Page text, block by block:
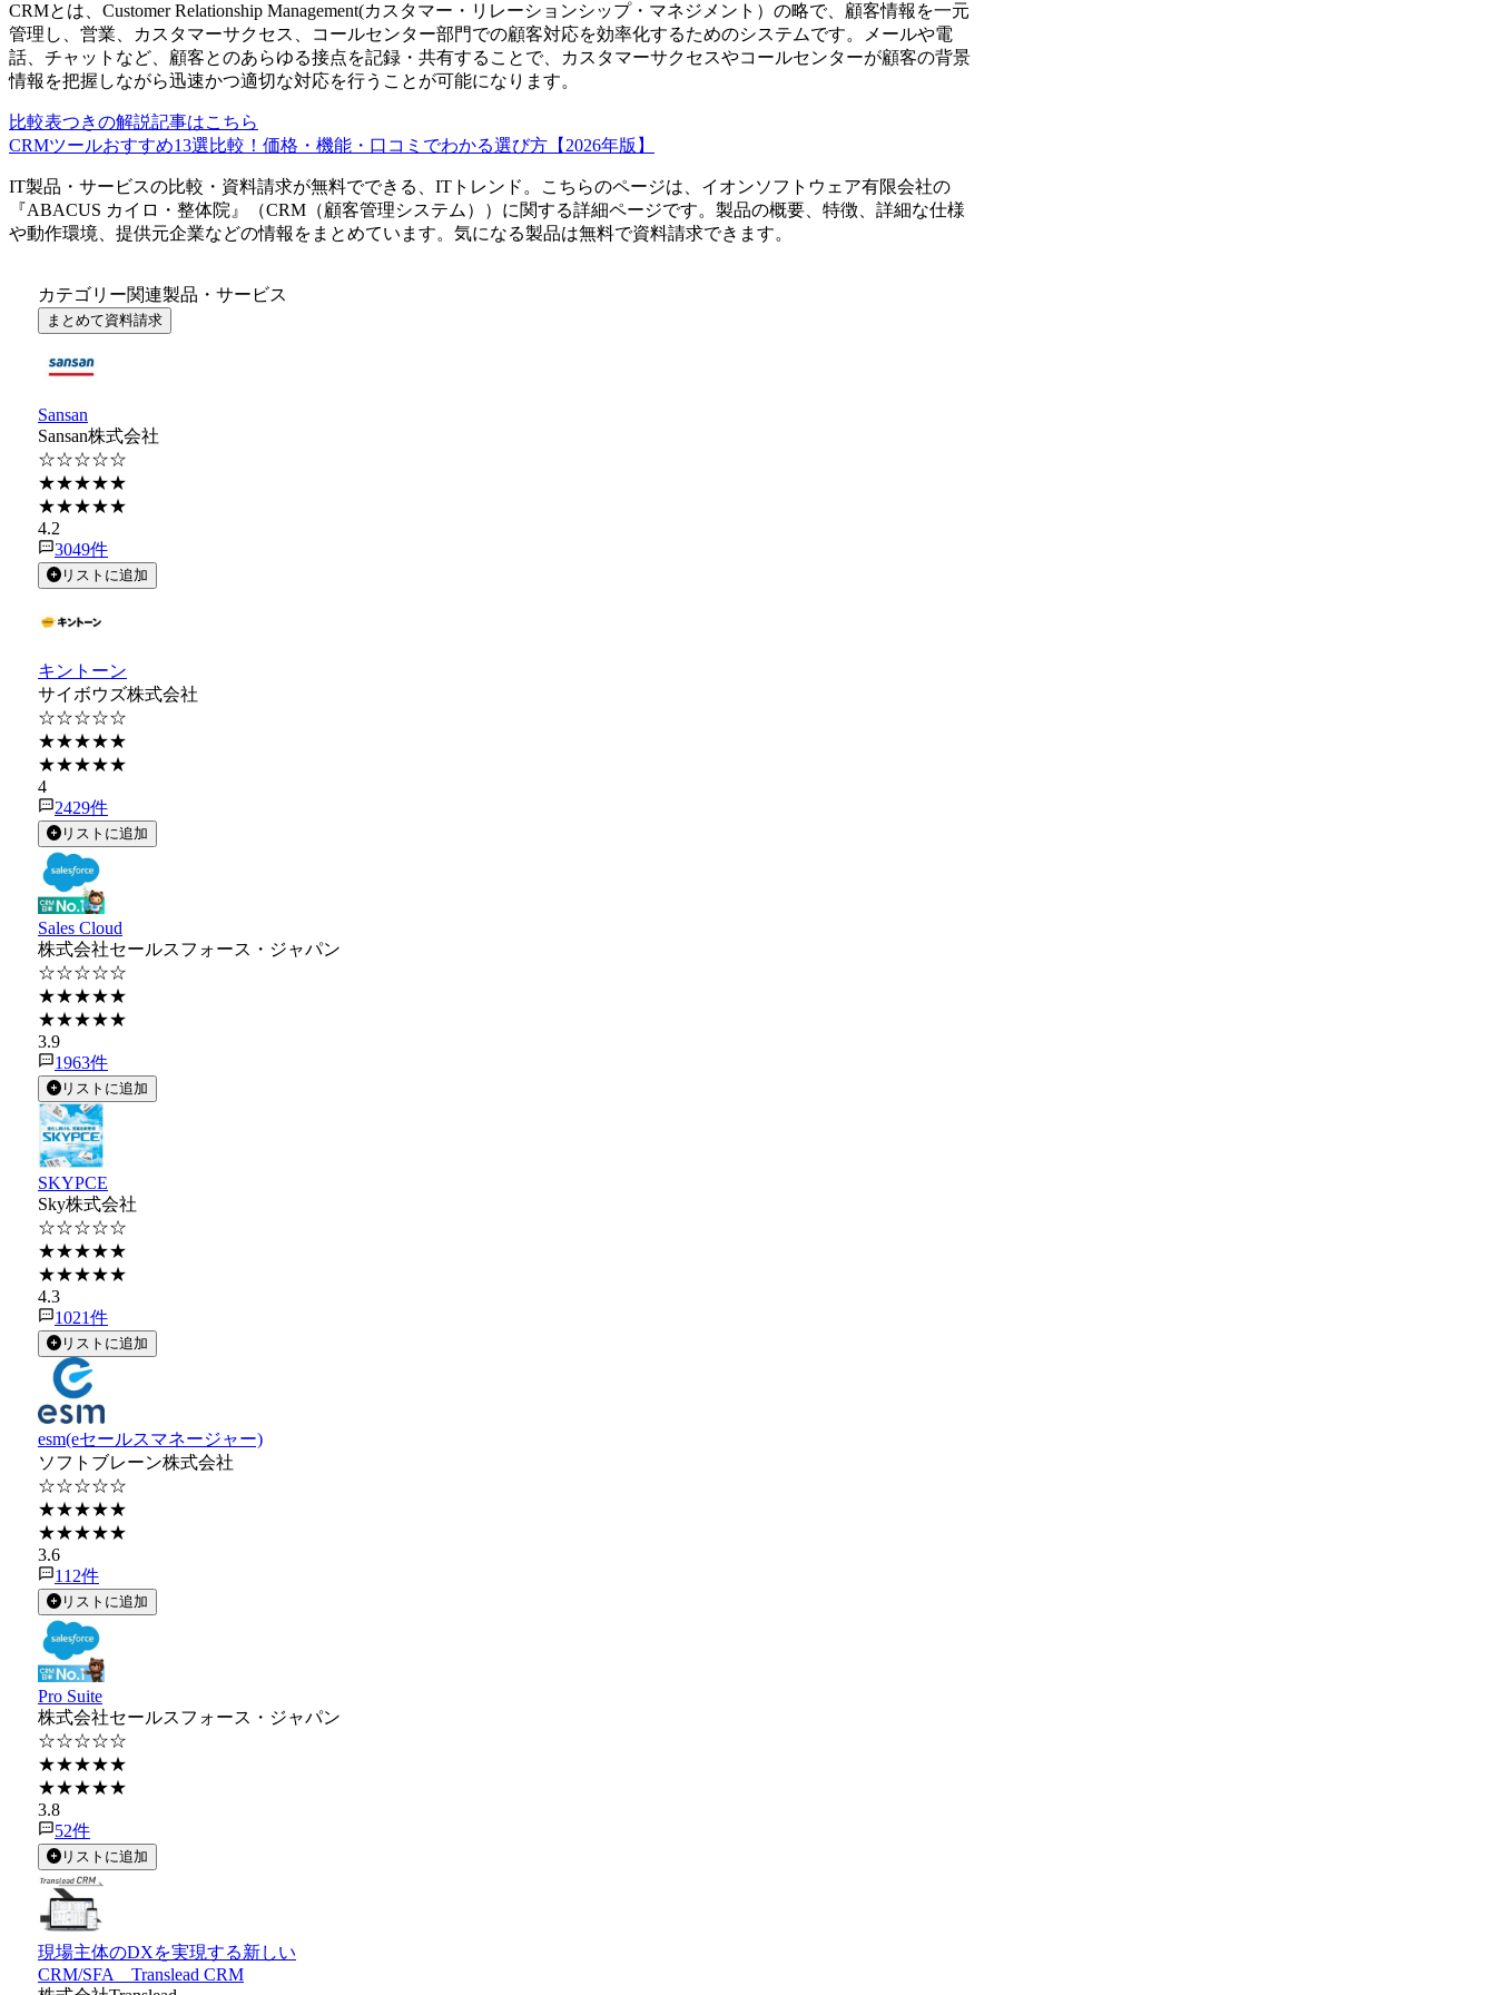
CRMとは、Customer Relationship Management(カスタマー・リレーションシップ・マネジメント）の略で、顧客情報を一元
管理し、営業、カスタマーサクセス、コールセンター部門での顧客対応を効率化するためのシステムです。メールや電
話、チャットなど、顧客とのあらゆる接点を記録・共有することで、カスタマーサクセスやコールセンターが顧客の背景
情報を把握しながら迅速かつ適切な対応を行うことが可能になります。
比較表つきの解説記事はこちら
CRMツールおすすめ13選比較！価格・機能・口コミでわかる選び方【2026年版】
IT製品・サービスの比較・資料請求が無料でできる、ITトレンド。こちらのページは、 イオンソフトウェア有限会社の
『ABACUS カイロ・整体院 』（CRM（顧客管理システム）
）に関する詳細ページです。製品の概要、特徴、詳細な仕様
や動作環境、提供元企業などの情報をまとめています。気になる製品は無料で資料請求できます。
カテゴリー関連製品・サービス
まとめて資料請求
Sansan
Sansan株式会社
☆☆☆☆☆
★★★★★
★★★★★
4.2
3049件
リストに追加
キントーン
サイボウズ株式会社
☆☆☆☆☆
★★★★★
★★★★★
4
2429件
リストに追加
Sales Cloud
株式会社セールスフォース・ジャパン
☆☆☆☆☆
★★★★★
★★★★★
3.9
1963件
リストに追加
SKYPCE
Sky株式会社
☆☆☆☆☆
★★★★★
★★★★★
4.3
1021件
リストに追加
esm(eセールスマネージャー)
ソフトブレーン株式会社
☆☆☆☆☆
★★★★★
★★★★★
3.6
112件
リストに追加
Pro Suite
株式会社セールスフォース・ジャパン
☆☆☆☆☆
★★★★★
★★★★★
3.8
52件
リストに追加
現場主体のDXを実現する新しい
CRM/SFA Translead CRM